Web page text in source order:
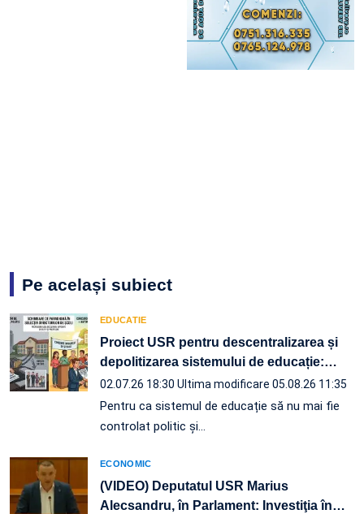
Pe același subiect
EDUCATIE
Proiect USR pentru descentralizarea și
depolitizarea sistemului de educație:…
02.07.26 18:30 Ultima modificare 05.08.26 11:35
Pentru ca sistemul de educație să nu mai fie
controlat politic și…
ECONOMIC
(VIDEO) Deputatul USR Marius
Alecsandru, în Parlament: Investiţia în…